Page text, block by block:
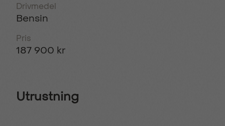
Drivmedel
Bensin
Pris
187 900 kr
Utrustning